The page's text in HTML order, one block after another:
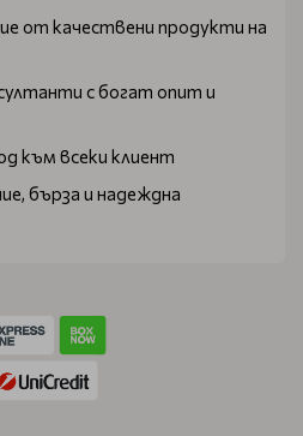
от качествени продукти на
с богат опит и
към всеки клиент
бърза и надеждна